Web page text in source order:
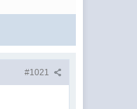
#1021